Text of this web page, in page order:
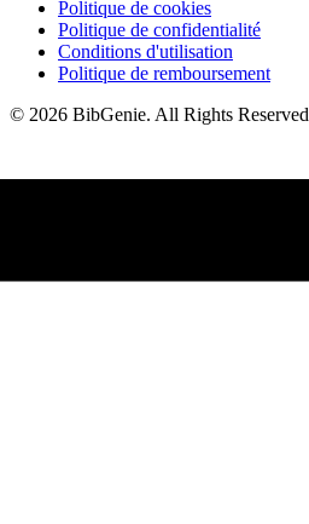
Politique de cookies
Politique de confidentialité
Conditions d'utilisation
Politique de remboursement
© 2026 BibGenie. All Rights Reserved